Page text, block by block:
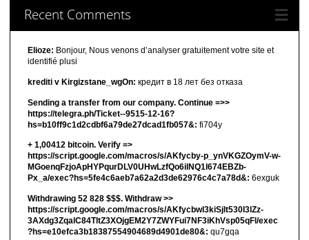
Recent Comments
Elioze: Bonjour, Nous venons d’analyser gratuitement votre site et
identifié plusi
krediti v Kirgizstane_wgOn: кредит в 18 лет без отказа
Sending a transfer from our company. Continue =>>
https://telegra.ph/Ticket--9515-12-16?
hs=b10ff9c1d2cdbf6a79de27dcad1fb057&: fi704y
+ 1,00412 bitсоin. Verify =>
https://script.google.com/macros/s/AKfycby-p_ynVKGZOymV-w-
MGoenqFzjoApHYPqurDLV0UHwLzfQo6ilNQ1l674EBZb-
Px_a/exec?hs=5fe4c6aeb7a62a2d3de62976c4c7a78d&: 6exguk
Withdrawing 52 828 $$$. Withdrаw >>
https://script.google.com/macros/s/AKfycbwl3kiSjlt530I3lZz-
3AXdg3ZqalC84TltZ3XOjgEM2Y7ZWYFui7NF3iKhVsp05qFl/exec
?hs=e10efca3b18387554904689d4901de80&: qu7gqa